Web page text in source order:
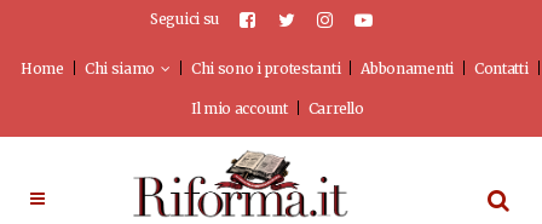
Seguici su
Home Chi siamo Chi sono i protestanti Abbonamenti Contatti
Il mio account Carrello